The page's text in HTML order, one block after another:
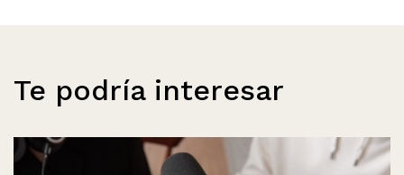
Te podría interesar